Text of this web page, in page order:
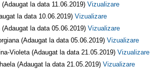
la data 11.06.2019) Vizualizare
la data 10.06.2019) Vizualizare
la data 05.06.2019) Vizualizare
(Adaugat la data 05.06.2019) Vizualizare
Violeta (Adaugat la data 21.05.2019) Vizualizare
(Adaugat la data 21.05.2019) Vizualizare